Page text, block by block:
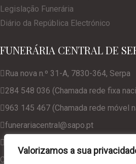
Valorizamos a sua
Legislação Funerária
Diário da República Electrónico
FUNERÁRIA CENTRAL DE
Rua nova n.º 31-A, 7830-364, Serpa
284 548 036 (Chamada rede fixa
963 145 467 (Chamada rede móvel
funerariacentral@sapo.pt
Consulte a nossa Política de